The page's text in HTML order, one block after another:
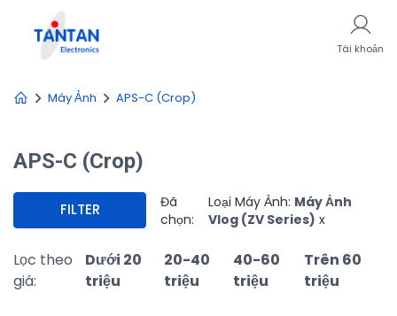
Tài khoản
Máy Ảnh APS-C (Crop)
APS-C (Crop)
FILTER
Đã
chọn:
Loại Máy Ảnh: Máy Ảnh
Vlog (ZV Series) x
Lọc theo
giá:
Dưới 20
triệu
20-40
triệu
40-60
triệu
Trên 60
triệu